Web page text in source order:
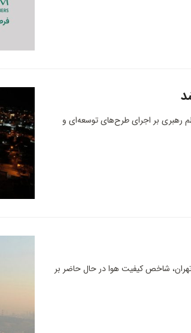
رهبری بر اجرای طرح‌های توسعه‌ای و
شاخص کیفیت هوا در حال حاضر بر